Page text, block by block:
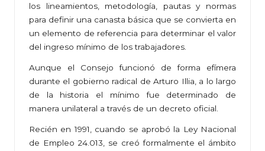
los lineamientos, metodología, pautas y normas
para definir una canasta básica que se convierta en
un elemento de referencia para determinar el valor
del ingreso mínimo de los trabajadores.
Aunque el Consejo funcionó de forma efímera
durante el gobierno radical de Arturo Illia, a lo largo
de la historia el mínimo fue determinado de
manera unilateral a través de un decreto oficial.
Recién en 1991, cuando se aprobó la Ley Nacional
de Empleo 24.013, se creó formalmente el ámbito